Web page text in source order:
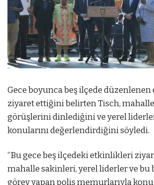
Gece boyunca beş ilçede
ziyaret ettiğini belirten Tisch, mahalle
görüşlerini dinlediğini ve yerel
konularını değerlendirdiğini söyledi.
“Bu gece beş ilçedeki etkinlikleri
mahalle sakinleri, yerel liderler ve bu
görev yapan polis memurlarıyla